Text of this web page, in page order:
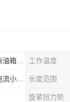
广泛运用于发电机、发动机的汽油箱，柴油箱，液压站，水箱上 工作温度
选配，可选择高位或者低位报警，报警电流小于500mA，报警点可设在9/10和1/10位置 长度范围
旋紧扭力矩